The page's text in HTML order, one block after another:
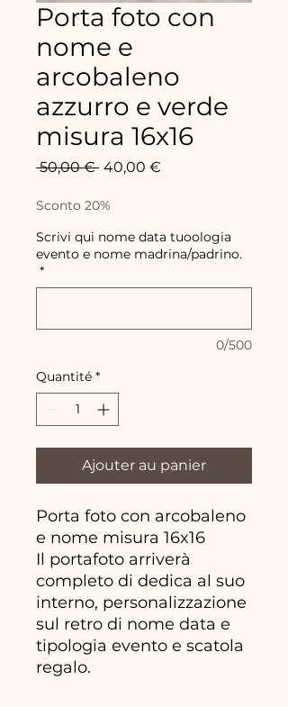
Porta foto con
nome e
arcobaleno
azzurro e verde
misura 16x16
50,00 € Prix
40,00 €
Sconto 20%
Scrivi qui nome data tuoologia
evento e nome madrina/padrino.
*
0/500
Quantité *
Ajouter au panier
Porta foto con arcobaleno
e nome misura 16x16
Il portafoto arriverà
completo di dedica al suo
interno, personalizzazione
sul retro di nome data e
tipologia evento e scatola
regalo.